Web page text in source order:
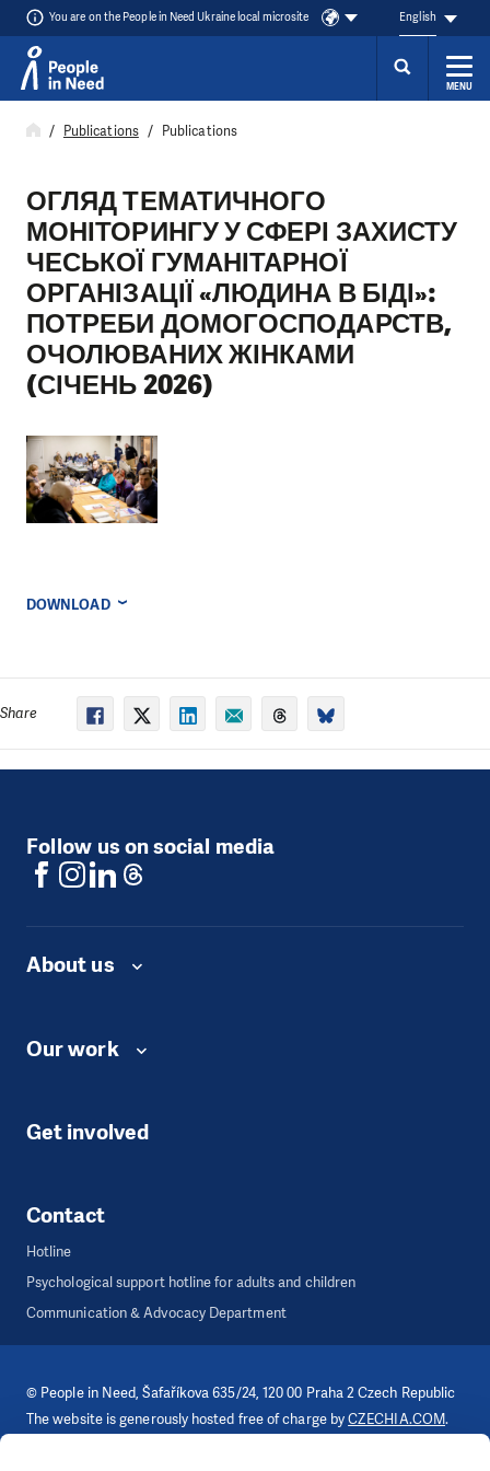
Skip to content
You are on the People in Need Ukraine local microsite English
MENU
Publications Publications
ОГЛЯД ТЕМАТИЧНОГО
МОНІТОРИНГУ У СФЕРІ ЗАХИСТУ
ЧЕСЬКОЇ ГУМАНІТАРНОЇ
ОРГАНІЗАЦІЇ «ЛЮДИНА В БІДІ»:
ПОТРЕБИ ДОМОГОСПОДАРСТВ,
ОЧОЛЮВАНИХ ЖІНКАМИ
(СІЧЕНЬ 2026)
DOWNLOAD
Share
Follow us on social media
About us
Our work
Get involved
Contact
Hotline
Psychological support hotline for adults and children
Communication & Advocacy Department
© People in Need, Šafaříkova 635/24, 120 00 Praha 2 Czech Republic
The website is generously hosted free of charge byCZECHIA.COM.